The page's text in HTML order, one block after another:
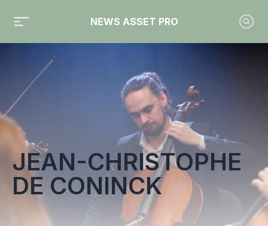
NEWS ASSET PRO
Toute l'actualité sur le tag "Jean-Christophe de Coninck"
JEAN-CHRISTOPHE
DE CONINCK